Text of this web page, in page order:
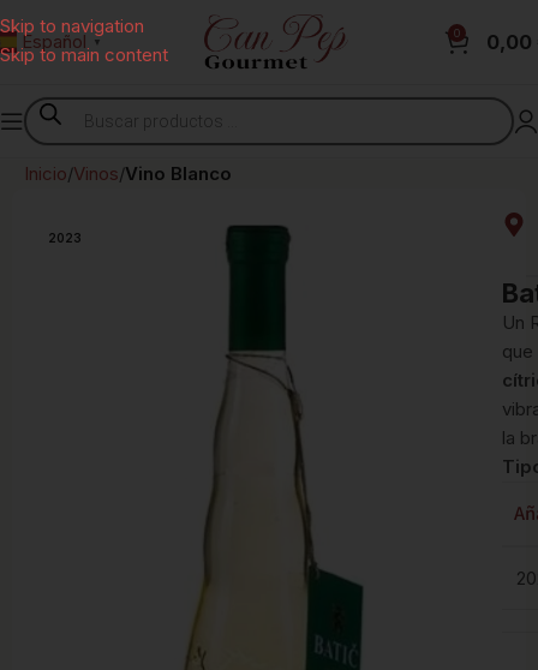
Skip to navigation
Skip to main content
Español ▼
0 0,00
Inicio Vinos Vino Blanco
2023
Un
la